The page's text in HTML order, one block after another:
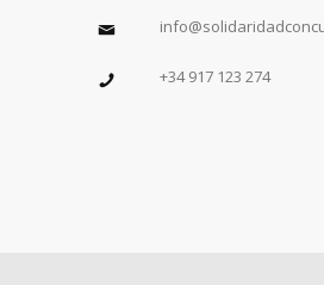
+34 917 123 274